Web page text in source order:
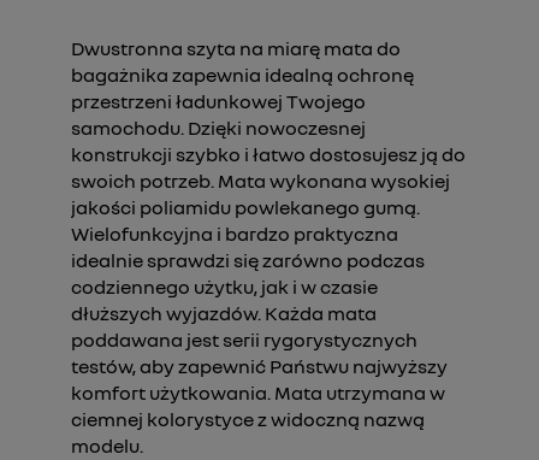
Dwustronna szyta na miarę mata do
bagażnika zapewnia idealną ochronę
przestrzeni ładunkowej Twojego
samochodu. Dzięki nowoczesnej
konstrukcji szybko i łatwo dostosujesz ją do
swoich potrzeb. Mata wykonana wysokiej
jakości poliamidu powlekanego gumą.
Wielofunkcyjna i bardzo praktyczna
idealnie sprawdzi się zarówno podczas
codziennego użytku, jak i w czasie
dłuższych wyjazdów. Każda mata
poddawana jest serii rygorystycznych
testów, aby zapewnić Państwu najwyższy
komfort użytkowania. Mata utrzymana w
ciemnej kolorystyce z widoczną nazwą
modelu.